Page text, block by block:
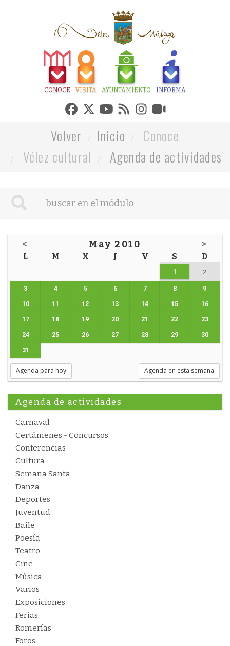
CONOCE VISITA AYUNTAMIENTO INFORMA
Volver Inicio
Conoce
Vélez cultural
Agenda de actividades
< May 2010 >
L M X J V S D
1 2
3 4 5 6 7 8 9
10 11 12 13 14 15 16
17 18 19 20 21 22 23
24 25 26 27 28 29 30
31
Agenda para hoy Agenda en esta semana
Agenda de actividades
Carnaval
Certámenes - Concursos
Conferencias
Cultura
Semana Santa
Danza
Deportes
Juventud
Baile
Poesía
Teatro
Cine
Música
Varios
Exposiciones
Ferias
Romerías
Foros